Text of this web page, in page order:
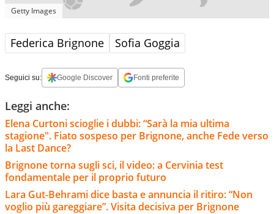
Getty Images
Federica Brignone Sofia Goggia
Seguici su: Google Discover Fonti preferite
Leggi anche:
Elena Curtoni scioglie i dubbi: “Sarà la mia ultima
stagione". Fiato sospeso per Brignone, anche Fede verso
la Last Dance?
Brignone torna sugli sci, il video: a Cervinia test
fondamentale per il proprio futuro
Lara Gut-Behrami dice basta e annuncia il ritiro: “Non
voglio più gareggiare”. Visita decisiva per Brignone